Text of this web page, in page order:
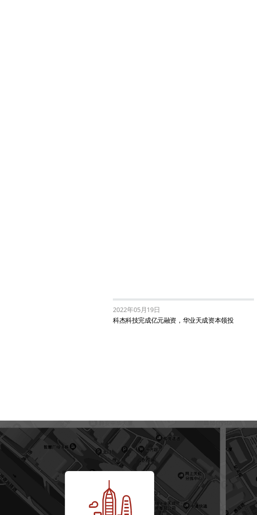
2022年05月19日
科杰科技完成亿元融资，华业天成资本领投